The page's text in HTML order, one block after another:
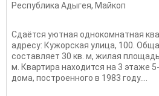
Республика Адыгея, Майкоп
Сдаётся уютная однокомнатная
адресу: Кужорская улица, 100.
составляет 30 кв. м, жилая
м. Квартира находится на 3 этаже
дома, построенного в 1983 году....